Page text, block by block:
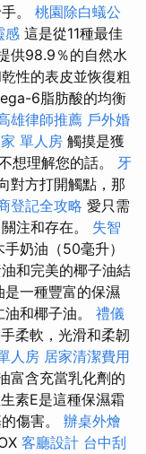
。 桃園除白蟻公
感 這是從11種最佳
供98.9％的自然水
性的表皮並恢復粗
6脂肪酸的均衡
雄律師推薦 戶外婚
單人房 觸摸是獲
想理解您的話。 牙
對方打開觸點，那
登記全攻略 愛只需
注和存在。 失智
奶油（50毫升）
和完美的椰子油結
一種豐富的保濕
和椰子油。 禮儀
柔軟，光滑和柔韌
人房 居家清潔費用
富含充當乳化劑的
素E是這種保濕霜
傷害。 辦桌外燴
客廳設計 台中刮